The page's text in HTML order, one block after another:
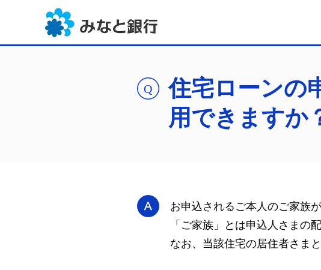
住宅ローンの
用できますか
お申込されるご本人のご家族
「ご家族」とは申込人さまの
なお、当該住宅の居住者さま